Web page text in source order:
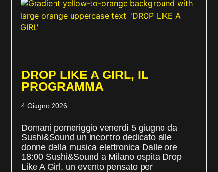
DROP LIKE A GIRL, IL
PROGRAMMA
4 Giugno 2026
Domani pomeriggio venerdì 5 giugno da
Sushi&Sound un incontro dedicato alle
donne della musica elettronica Dalle ore
18:00 Sushi&Sound a Milano ospita Drop
Like A Girl, un evento pensato per